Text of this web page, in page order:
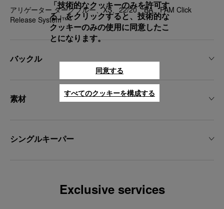
アリゲーター ダークブルー、XS、22/20、BA、PAM Click
Release System™
バックル
素材
シングルキーパー
Exclusive services
「技術的なクッキーのみを許可す
る」をクリックすると、技術的な
クッキーのみの使用に同意したこ
とになります。
同意する
すべてのクッキーを構成する